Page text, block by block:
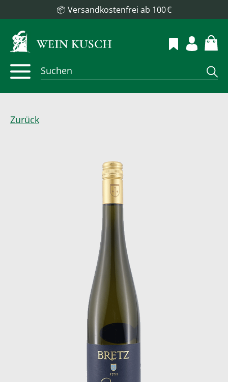
📦 Versandkostenfrei ab 100 €
Zurück